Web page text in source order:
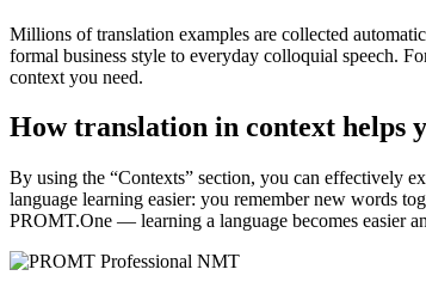
Millions of translation examples are collected
formal business style to everyday colloquial speech.
context you need.
How translation in context helps
By using the “Contexts” section, you can effectively
language learning easier: you remember new words
PROMT.One — learning a language becomes easier